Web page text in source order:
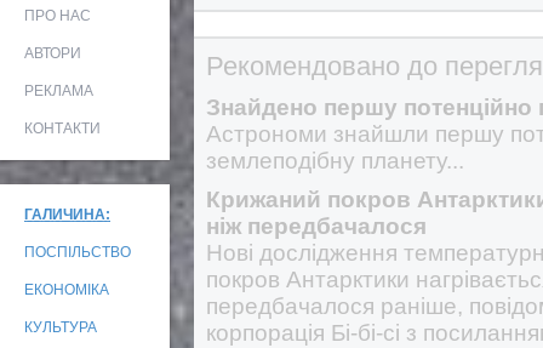
ПРО НАС
АВТОРИ
РЕКЛАМА
КОНТАКТИ
ГАЛИЧИНА:
ПОСПІЛЬСТВО
ЕКОНОМІКА
КУЛЬТУРА
Рекомендовано до
Знайдено першу потенційно
Астрономи знайшли першу
землеподібну планету...
Крижаний покров
ніж передбачалося
Нові дослідження
покров Антарктики
передбачалося раніше,
корпорація Бі-бі-сі з